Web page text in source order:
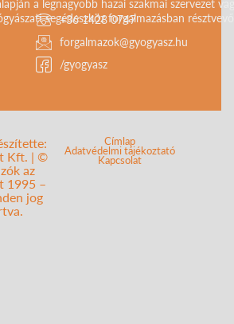
a legnagyobb hazai szakmai szervezet
segédeszköz forgalmazásban
+36 1428 0747
forgalmazok@gyogyasz.hu
/gyogyasz
Kft. | ©
az
1995 –
jog
Címlap
Adatvédelmi tájékoztató
Kapcsolat